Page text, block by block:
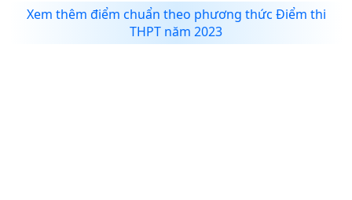
Xem thêm điểm chuẩn theo phương thức Điểm thi
THPT năm 2023